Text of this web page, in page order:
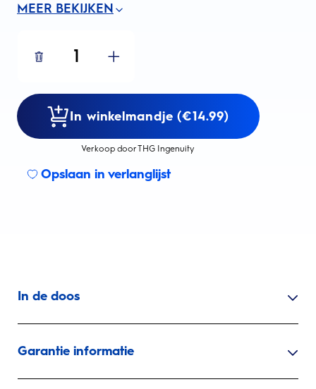
MEER BEKIJKEN
1
In winkelmandje (€14.99)
Verkoop door THG Ingenuity
Opslaan in verlanglijst
In de doos
Garantie informatie